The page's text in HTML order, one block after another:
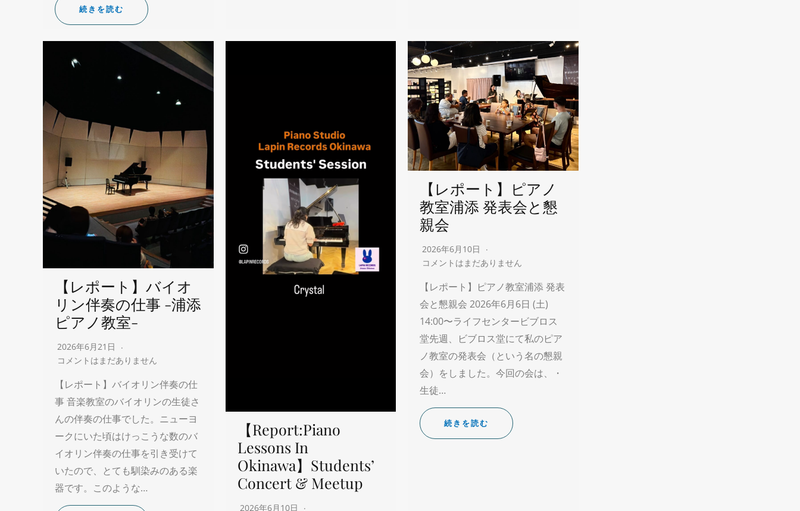
続きを読む
【レポート】バイオ
リン伴奏の仕事 -浦添
ピアノ教室-
2026年6月21日
コメントはまだありません
【レポート】バイオリン伴奏の仕
事 音楽教室のバイオリンの生徒さ
んの伴奏の仕事でした。ニューヨ
ークにいた頃はけっこうな数のバ
イオリン伴奏の仕事を引き受けて
いたので、とても馴染みのある楽
器です。このような…
【Report:Piano
Lessons In
Okinawa】Students’
Concert & Meetup
2026年6月10日
【レポート】ピアノ
教室浦添 発表会と懇
親会
2026年6月10日
コメントはまだありません
【レポート】ピアノ教室浦添 発表
会と懇親会 2026年6月6日 (土)
14:00〜ライフセンタービブロス
堂先週、ビブロス堂にて私のピア
ノ教室の発表会（という名の懇親
会）をしました。今回の会は、・
生徒…
続きを読む